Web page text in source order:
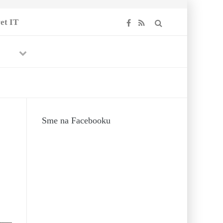
IT
Previous
Next
Sme na Facebooku